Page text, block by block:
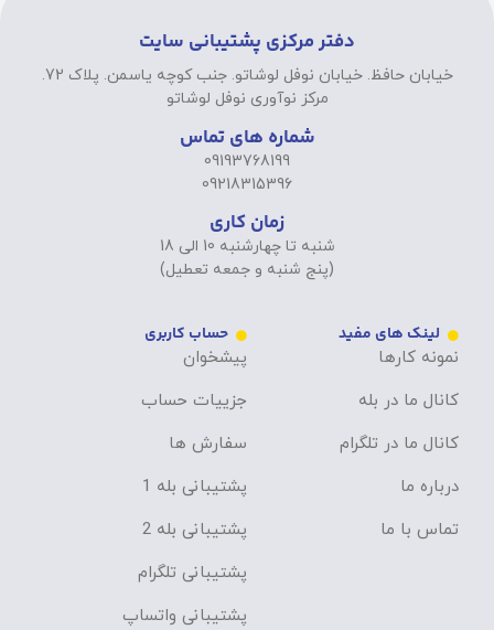
دفتر مرکزی پشتیبانی سایت
خیابان حافظ. خیابان نوفل لوشاتو. جنب کوچه یاسمن. پلاک 72.
مرکز نوآوری نوفل لوشاتو
شماره های تماس
09193768199
09218315396
زمان کاری
شنبه تا چهارشنبه 10 الی 18
(پنج شنبه و جمعه تعطیل)
لینک های مفید
نمونه کارها
کانال ما در بله
کانال ما در تلگرام
درباره ما
تماس با ما
حساب کاربری
پیشخوان
جزییات حساب
سفارش ها
پشتیبانی بله 1
پشتیبانی بله 2
پشتیبانی تلگرام
پشتیبانی واتساپ